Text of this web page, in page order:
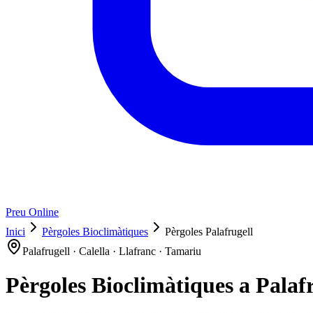
Preu Online
Inici
Pèrgoles Bioclimàtiques
Pèrgoles Palafrugell
Palafrugell · Calella · Llafranc · Tamariu
Pèrgoles Bioclimàtiques a